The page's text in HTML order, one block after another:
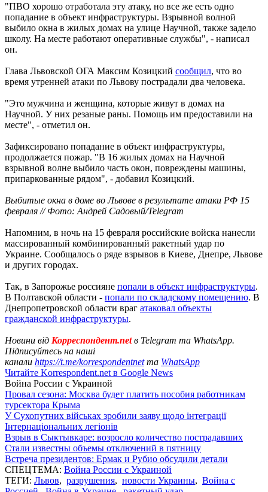
"ПВО хорошо отработала эту атаку, но все же есть одно
попадание в объект инфраструктуры. Взрывной волной
выбило окна в жилых домах на улице Научной, также задело
школу. На месте работают оперативные службы", - написал
он.
Глава Львовской ОГА Максим Козицкий сообщил, что во
время утренней атаки по Львову пострадали два человека.
"Это мужчина и женщина, которые живут в домах на
Научной. У них резаные раны. Помощь им предоставили на
месте", - отметил он.
Зафиксировано попадание в объект инфраструктуры,
продолжается пожар. "В 16 жилых домах на Научной
взрывной волне выбило часть окон, повреждены машины,
припаркованные рядом", - добавил Козицкий.
Выбитые окна в доме во Львове в результате атаки РФ 15
февраля // Фото: Андрей Садовый/Telegram
Напомним, в ночь на 15 февраля российские войска нанесли
массированный комбинированный ракетный удар по
Украине. Сообщалось о ряде взрывов в Киеве, Днепре, Львове
и других городах.
Так, в Запорожье россияне попали в объект инфраструктуры.
В Полтавской области - попали по складскому помещению. В
Днепропетровской области враг атаковал объекты
гражданской инфраструктуры.
Новини від Корреспондент.netв Telegram та WhatsApp.
Підписуйтесь на наші
канали https://t.me/korrespondentnetта WhatsApp
Читайте Korrespondent.net в Google News
Война России с Украиной
Провал сезона: Москва будет платить пособия работникам
турсектора Крыма
У Сухопутних військах зробили заяву щодо інтеграції
Інтернаціональних легіонів
Взрыв в Сыктывкаре: возросло количество пострадавших
Стали известны объемы отключений в пятницу
Встреча президентов: Ермак и Рубио обсудили детали
СПЕЦТЕМА: Война России с Украиной
ТЕГИ: Львов, разрушения, новости Украины, Война с